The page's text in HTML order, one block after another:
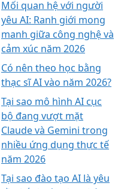
Mối quan hệ với người
yêu AI: Ranh giới mong
manh giữa công nghệ và
cảm xúc năm 2026
Có nên theo học bằng
thạc sĩ AI vào năm 2026?
Tại sao mô hình AI cục
bộ đang vượt mặt
Claude và Gemini trong
nhiều ứng dụng thực tế
năm 2026
Tại sao đào tạo AI là yêu